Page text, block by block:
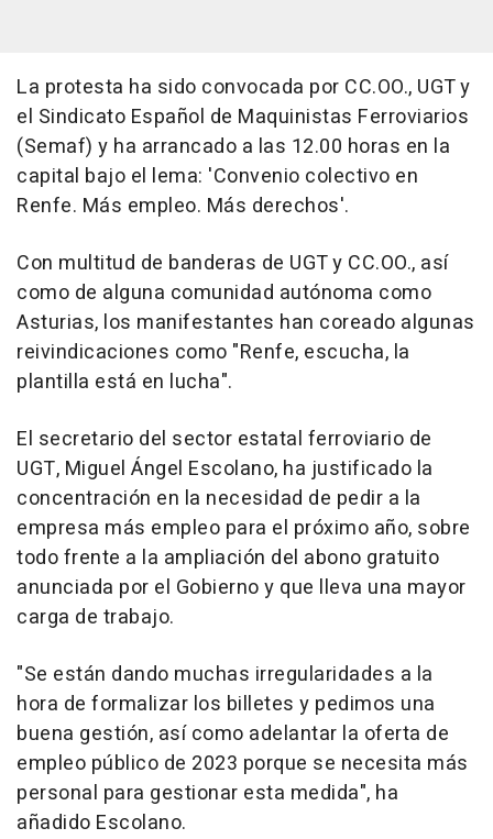
La protesta ha sido convocada por CC.OO., UGT y
el Sindicato Español de Maquinistas Ferroviarios
(Semaf) y ha arrancado a las 12.00 horas en la
capital bajo el lema: 'Convenio colectivo en
Renfe. Más empleo. Más derechos'.
Con multitud de banderas de UGT y CC.OO., así
como de alguna comunidad autónoma como
Asturias, los manifestantes han coreado algunas
reivindicaciones como "Renfe, escucha, la
plantilla está en lucha".
El secretario del sector estatal ferroviario de
UGT, Miguel Ángel Escolano, ha justificado la
concentración en la necesidad de pedir a la
empresa más empleo para el próximo año, sobre
todo frente a la ampliación del abono gratuito
anunciada por el Gobierno y que lleva una mayor
carga de trabajo.
"Se están dando muchas irregularidades a la
hora de formalizar los billetes y pedimos una
buena gestión, así como adelantar la oferta de
empleo público de 2023 porque se necesita más
personal para gestionar esta medida", ha
añadido Escolano.